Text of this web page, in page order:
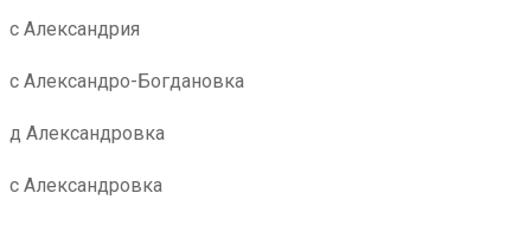
с Александрия
с Александро-Богдановка
д Александровка
с Александровка